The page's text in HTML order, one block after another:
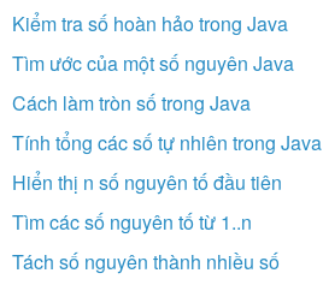
Kiểm tra số hoàn hảo trong Java
Tìm ước của một số nguyên Java
Cách làm tròn số trong Java
Tính tổng các số tự nhiên trong Java
Hiển thị n số nguyên tố đầu tiên
Tìm các số nguyên tố từ 1..n
Tách số nguyên thành nhiều số